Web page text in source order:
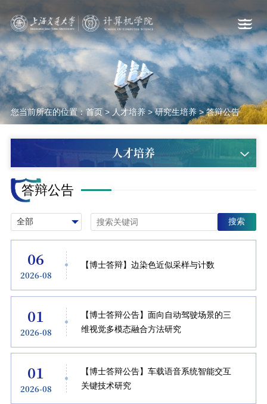
您当前所在的位置：首页>人才培养>研究生培养>答辩公告
人才培养
答辩公告
搜索
06
2026-08
【博士答辩】边染色近似采样与计数
01
2026-08
【博士答辩公告】面向自动驾驶场景的三
维视觉多模态融合方法研究
01
2026-08
【博士答辩公告】车载语音系统智能交互
关键技术研究